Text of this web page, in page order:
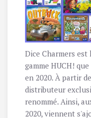
Dice Charmers est
gamme HUCH!
en 2020. À partir
distributeur
renommé. Ainsi,
2020, viennent